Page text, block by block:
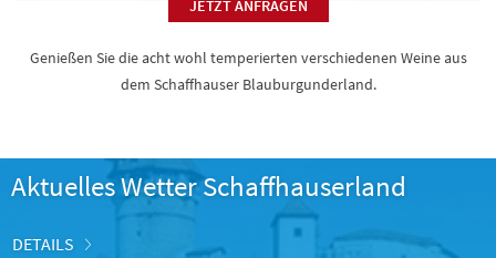
JETZT ANFRAGEN
Genießen Sie die acht wohl temperierten verschiedenen Weine aus
dem Schaffhauser Blauburgunderland.
Aktuelles Wetter Schaffhauserland
DETAILS